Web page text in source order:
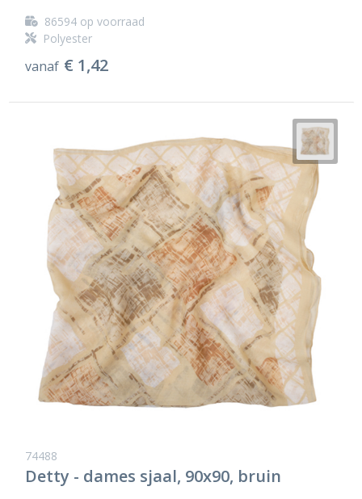
86594op voorraad
Polyester
vanaf € 1,42
74488
Detty - dames sjaal, 90x90, bruin